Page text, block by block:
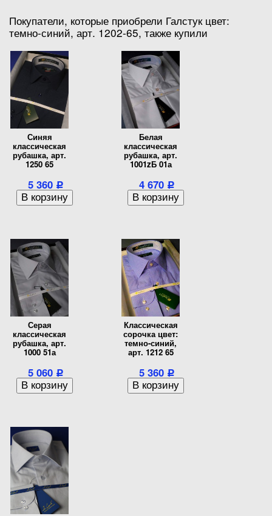
Покупатели, которые приобрели Галстук цвет:
темно-синий, арт. 1202-65, также купили
Синяя
классическая
рубашка, арт.
1250 65
5 360 Р
Белая
классическая
рубашка, арт.
1001zБ 01а
4 670 Р
Серая
классическая
рубашка, арт.
1000 51а
5 060 Р
Классическая
сорочка цвет:
темно-синий,
арт. 1212 65
5 360 Р